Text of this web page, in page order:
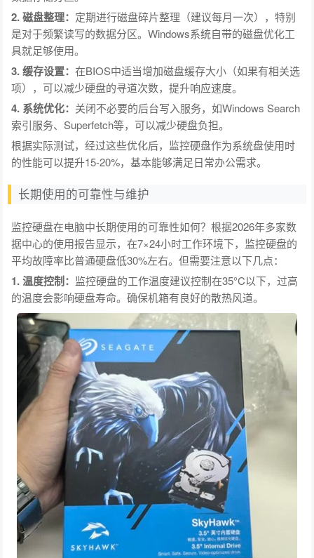
2. 磁盘整理： 定期进行磁盘碎片整理（建议每月一次），特别
是对于频繁读写的数据分区。Windows系统自带的磁盘优化工
具就足够使用。
3. 缓存设置：在BIOS中适当增加磁盘缓存大小（如果有相关选
项），可以减少硬盘的寻道次数，提升响应速度。
4. 系统优化： 关闭不必要的后台写入服务，如Windows Search
索引服务、Superfetch等，可以减少硬盘负担。
根据实际测试，经过这些优化后，监控硬盘作为系统盘使用时
的性能可以提升15-20%，基本能够满足日常办公需求。
长期使用的可靠性与维护
监控硬盘在电脑中长期使用的可靠性如何？根据2026年多家数
据中心的使用报告显示，在7×24小时工作环境下，监控硬盘的
平均故障率比普通硬盘低30%左右。但需要注意以下几点：
1. 温度控制： 监控硬盘的工作温度建议控制在35°C以下，过高
的温度会影响硬盘寿命。确保机箱有良好的散热风道。